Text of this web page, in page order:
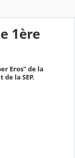
1ère
Eros" de la
la SEP.